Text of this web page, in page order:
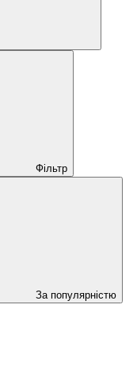
Фільтр
За популярністю